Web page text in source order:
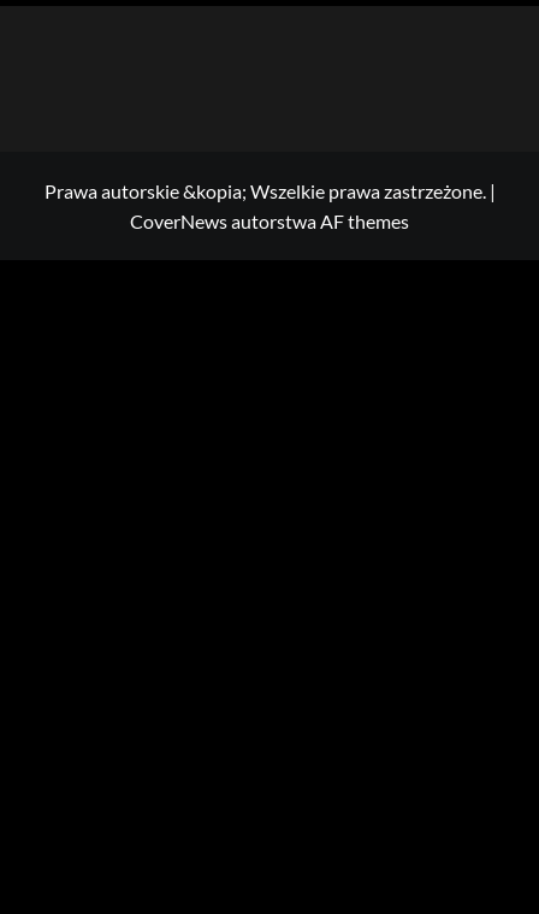
Prawa autorskie &kopia; Wszelkie prawa zastrzeżone. |
CoverNewsautorstwa AF themes